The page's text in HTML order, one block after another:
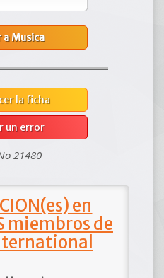
a Musica
la ficha
un error
21480
en
miembros de